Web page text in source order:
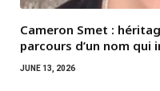
Cameron Smet :
parcours d’un nom qui
JUNE 13, 2026